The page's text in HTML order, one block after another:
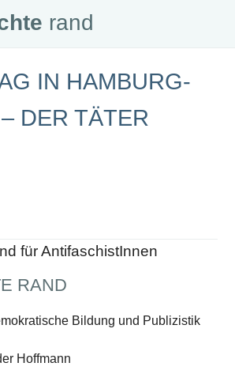
rand
IN HAMBURG-
DER TÄTER
für AntifaschistInnen
RAND
Bildung und Publizistik
Hoffmann